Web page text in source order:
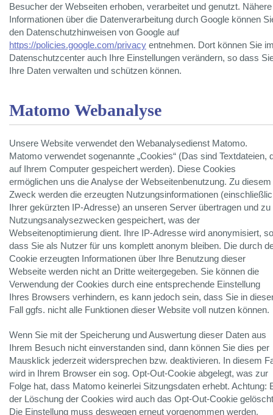
Besucher der Webseiten erhoben, verarbeitet und genutzt. Nähere
Informationen über die Datenverarbeitung durch Google können
den Datenschutzhinweisen von Google auf
https://policies.google.com/privacy entnehmen. Dort können Sie
Datenschutzcenter auch Ihre Einstellungen verändern, so dass
Ihre Daten verwalten und schützen können.
Matomo Webanalyse
Unsere Website verwendet den Webanalysedienst Matomo.
Matomo verwendet sogenannte „Cookies“ (Das sind Textdateien,
auf Ihrem Computer gespeichert werden). Diese Cookies
ermöglichen uns die Analyse der Webseitenbenutzung. Zu diesem
Zweck werden die erzeugten Nutzungsinformationen
Ihrer gekürzten IP-Adresse) an unseren Server übertragen und zu
Nutzungsanalysezwecken gespeichert, was der
Webseitenoptimierung dient. Ihre IP-Adresse wird anonymisiert, so
dass Sie als Nutzer für uns komplett anonym bleiben. Die durch
Cookie erzeugten Informationen über Ihre Benutzung dieser
Webseite werden nicht an Dritte weitergegeben. Sie können die
Verwendung der Cookies durch eine entsprechende Einstellung
Ihres Browsers verhindern, es kann jedoch sein, dass Sie in
Fall ggfs. nicht alle Funktionen dieser Website voll nutzen können.
Wenn Sie mit der Speicherung und Auswertung dieser Daten aus
Ihrem Besuch nicht einverstanden sind, dann können Sie dies per
Mausklick jederzeit widersprechen bzw. deaktivieren. In diesem
wird in Ihrem Browser ein sog. Opt-Out-Cookie abgelegt, was zur
Folge hat, dass Matomo keinerlei Sitzungsdaten erhebt. Achtung:
der Löschung der Cookies wird auch das Opt-Out-Cookie
Die Einstellung muss deswegen erneut vorgenommen werden.